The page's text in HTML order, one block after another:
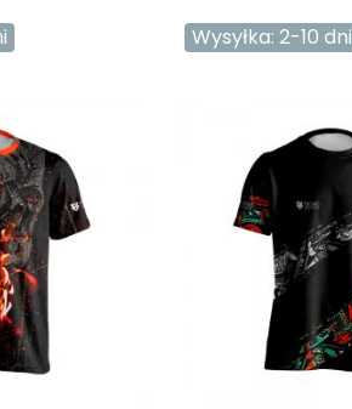
Wysyłka: 2-10 dni